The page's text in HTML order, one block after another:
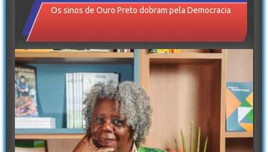
Os sinos de Ouro Preto dobram pela Democracia